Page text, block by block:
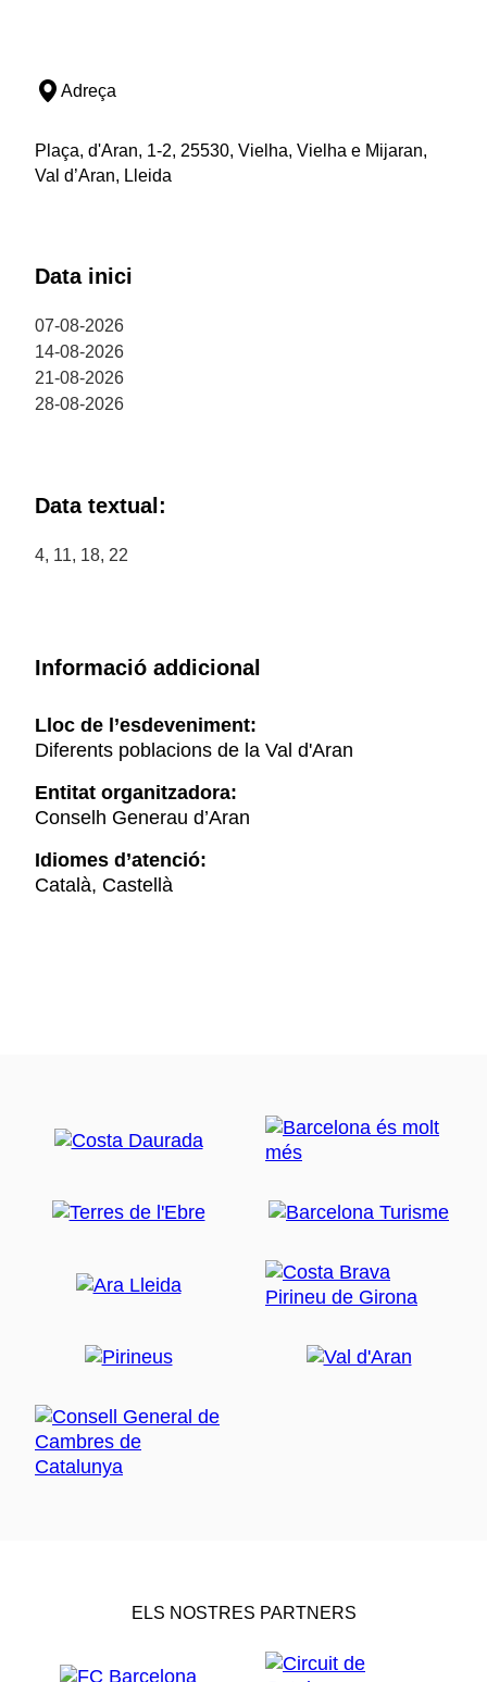
Adreça
Plaça, d'Aran, 1-2, 25530, Vielha, Vielha e Mijaran,
Val d’Aran, Lleida
Data inici
07-08-2026
14-08-2026
21-08-2026
28-08-2026
Data textual:
4, 11, 18, 22
Informació addicional
Lloc de l’esdeveniment:
Diferents poblacions de la Val d'Aran
Entitat organitzadora:
Conselh Generau d’Aran
Idiomes d’atenció:
Català, Castellà
ELS NOSTRES PARTNERS